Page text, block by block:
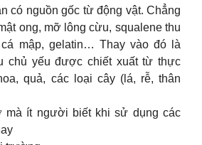
có nguồn gốc từ động vật. Chẳng
ong, mỡ lông cừu, squalene thu
mập, gelatin… Thay vào đó là
chủ yếu được chiết xuất từ thực
quả, các loại cây (lá, rễ, thân
mà ít người biết khi sử dụng các